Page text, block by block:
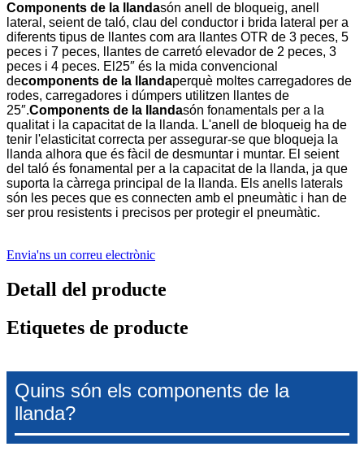
Components de la llandasón anell de bloqueig, anell
lateral, seient de taló, clau del conductor i brida lateral per a
diferents tipus de llantes com ara llantes OTR de 3 peces, 5
peces i 7 peces, llantes de carretó elevador de 2 peces, 3
peces i 4 peces. El 25″ és la mida convencional
decomponents de la llandaperquè moltes carregadores de
rodes, carregadores i dúmpers utilitzen llantes de
25″.Components de la llandasón fonamentals per a la
qualitat i la capacitat de la llanda. L'anell de bloqueig ha de
tenir l'elasticitat correcta per assegurar-se que bloqueja la
llanda alhora que és fàcil de desmuntar i muntar. El seient
del taló és fonamental per a la capacitat de la llanda, ja que
suporta la càrrega principal de la llanda. Els anells laterals
són les peces que es connecten amb el pneumàtic i han de
ser prou resistents i precisos per protegir el pneumàtic.
Envia'ns un correu electrònic
Detall del producte
Etiquetes de producte
Quins són els components de la
llanda?